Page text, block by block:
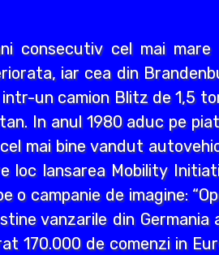
consecutiv cel mai
iar cea din
un camion Blitz de 1,5
In anul 1980 aduc pe
mai bine vandut
loc lansarea Mobility
campanie de imagine:
vanzarile din Germania
170.000 de comenzi in